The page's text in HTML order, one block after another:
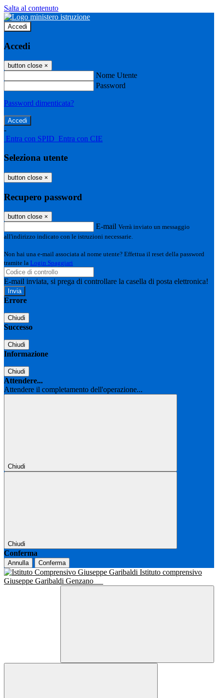
Salta al contenuto
Accedi
Accedi
button close ×
Nome Utente
Password
Password dimenticata?
-
Entra con SPID Entra con CIE
Seleziona utente
button close ×
Recupero password
button close ×
E-mail Verrà inviato un messaggio
all'indirizzo indicato con le istruzioni necessarie.
Non hai una e-mail associata al nome utente? Effettua il reset della password
tramite la Login Spaggiari
E-mail inviata, si prega di controllare la casella di posta elettronica!
Errore
Chiudi
Successo
Chiudi
Informazione
Chiudi
Attendere...
Attendere il completamento dell'operazione...
Chiudi
Chiudi
Conferma
Annulla Conferma
Istituto comprensivo
Giuseppe Garibaldi Genzano